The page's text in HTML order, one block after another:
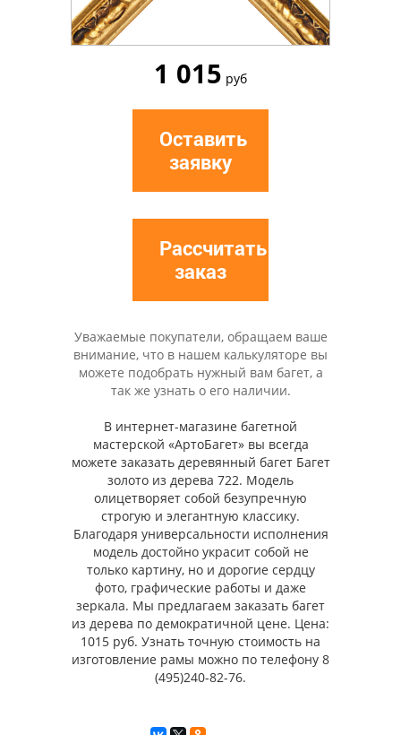
1 015 руб
Оставить
заявку
Рассчитать
заказ
Уважаемые покупатели, обращаем ваше
внимание, что в нашем калькуляторе вы
можете подобрать нужный вам багет, а
так же узнать о его наличии.
В интернет-магазине багетной
мастерской «АртоБагет» вы всегда
можете заказать деревянный багет Багет
золото из дерева 722. Модель
олицетворяет собой безупречную
строгую и элегантную классику.
Благодаря универсальности исполнения
модель достойно украсит собой не
только картину, но и дорогие сердцу
фото, графические работы и даже
зеркала. Мы предлагаем заказать багет
из дерева по демократичной цене. Цена:
1015 руб. Узнать точную стоимость на
изготовление рамы можно по телефону 8
(495)240-82-76.